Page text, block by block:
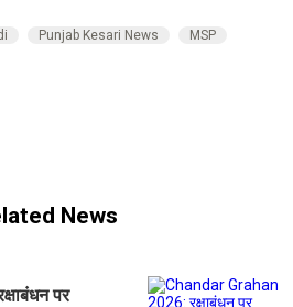
Punjab Kesari News
MSP
News
पर